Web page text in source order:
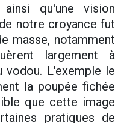
qu'une vision
notre croyance fut
masse, notamment
largement à
L'exemple le
la poupée fichée
que cette image
pratiques de